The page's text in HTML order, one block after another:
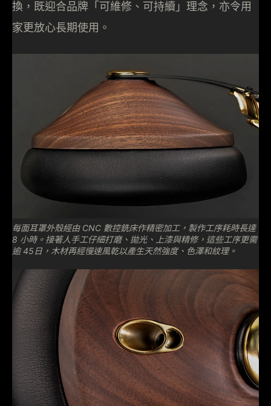
換，既迎合品牌「可維修、可持續」理念，亦令用
家更放心長期使用。​
每面耳罩外殼經由 CNC 數控銑床作精密加工，製作工序耗時長達
8 小時。接著人手工仔細打磨、拋光、上漆與精修，這些工序更需
逾 45日，木材再經慢速風乾以產生天然強度、色澤和紋理。